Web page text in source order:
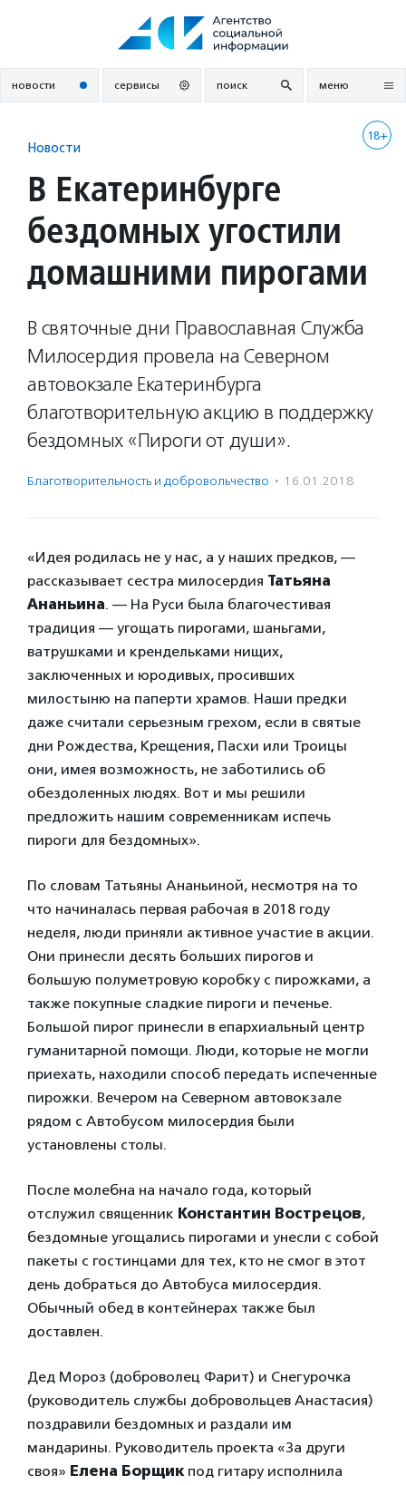
новости сервисы поиск меню
18+
Новости
В Екатеринбурге
бездомных угостили
домашними пирогами
В святочные дни Православная Служба
Милосердия провела на Северном
автовокзале Екатеринбурга
благотворительную акцию в поддержку
бездомных «Пироги от души».
Благотвори­тель­ность и доброволь­чест­во · 16.01.2018
«Идея родилась не у нас, а у наших предков, —
рассказывает сестра милосердия Татьяна
Ананьина. — На Руси была благочестивая
традиция — угощать пирогами, шаньгами,
ватрушками и крендельками нищих,
заключенных и юродивых, просивших
милостыню на паперти храмов. Наши предки
даже считали серьезным грехом, если в святые
дни Рождества, Крещения, Пасхи или Троицы
они, имея возможность, не заботились об
обездоленных людях. Вот и мы решили
предложить нашим современникам испечь
пироги для бездомных».
По словам Татьяны Ананьиной, несмотря на то
что начиналась первая рабочая в 2018 году
неделя, люди приняли активное участие в акции.
Они принесли десять больших пирогов и
большую полуметровую коробку с пирожками, а
также покупные сладкие пироги и печенье.
Большой пирог принесли в епархиальный центр
гуманитарной помощи. Люди, которые не могли
приехать, находили способ передать испеченные
пирожки. Вечером на Северном автовокзале
рядом с Автобусом милосердия были
установлены столы.
После молебна на начало года, который
отслужил священник Константин Вострецов,
бездомные угощались пирогами и унесли с собой
пакеты с гостинцами для тех, кто не смог в этот
день добраться до Автобуса милосердия.
Обычный обед в контейнерах также был
доставлен.
Дед Мороз (доброволец Фарит) и Снегурочка
(руководитель службы добровольцев Анастасия)
поздравили бездомных и раздали им
мандарины. Руководитель проекта «За други
своя» Елена Борщикпод гитару исполнила